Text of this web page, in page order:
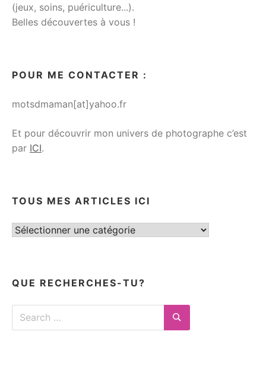
(jeux, soins, puériculture...).
Belles découvertes à vous !
POUR ME CONTACTER :
motsdmaman[at]yahoo.fr
Et pour découvrir mon univers de photographe c’est
par ICI.
TOUS MES ARTICLES ICI
Tous
QUE RECHERCHES-TU?
Search
Search